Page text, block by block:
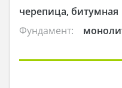
черепица, битумная
Фундамент: